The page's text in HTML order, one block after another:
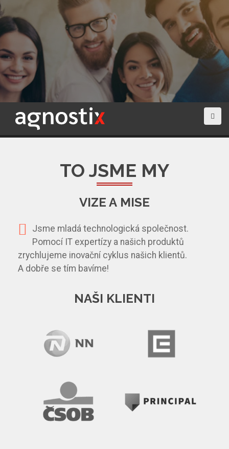
TO JSME MY
VIZE A MISE
Jsme mladá technologická společnost.
Pomocí IT expertízy a našich produktů
zrychlujeme inovační cyklus našich klientů.
A dobře se tím bavíme!
NAŠI KLIENTI